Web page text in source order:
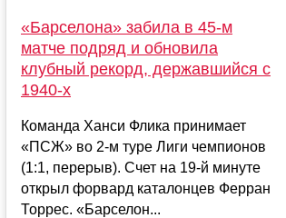
«Барселона» забила в 45-м
матче подряд и обновила
клубный рекорд, державшийся с
1940-х
Команда Ханси Флика принимает
«ПСЖ» во 2-м туре Лиги чемпионов
(1:1, перерыв). Счет на 19-й минуте
открыл форвард каталонцев Ферран
Торрес. «Барселон...